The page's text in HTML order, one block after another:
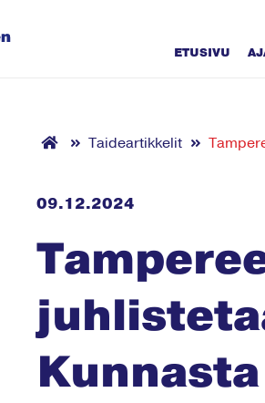
ETUSIVU
Taideartikkelit
09.12.2024
Kunnasta